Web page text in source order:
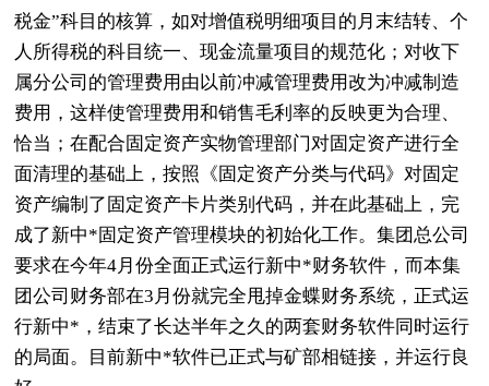
税金”科目的核算，如对增值税明细项目的月末结转、个
人所得税的科目统一、现金流量项目的规范化；对收下
属分公司的管理费用由以前冲减管理费用改为冲减制造
费用，这样使管理费用和销售毛利率的反映更为合理、
恰当；在配合固定资产实物管理部门对固定资产进行全
面清理的基础上，按照《固定资产分类与代码》对固定
资产编制了固定资产卡片类别代码，并在此基础上，完
成了新中*固定资产管理模块的初始化工作。集团总公司
要求在今年4月份全面正式运行新中*财务软件，而本集
团公司财务部在3月份就完全甩掉金蝶财务系统，正式运
行新中*，结束了长达半年之久的两套财务软件同时运行
的局面。目前新中*软件已正式与矿部相链接，并运行良